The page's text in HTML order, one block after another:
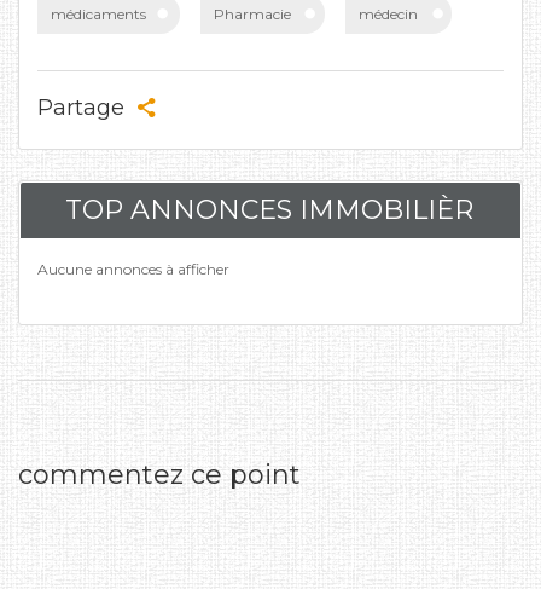
médicaments Pharmacie médecin
Partage
TOP ANNONCES IMMOBILIÈR
Aucune annonces à afficher
commentez ce point